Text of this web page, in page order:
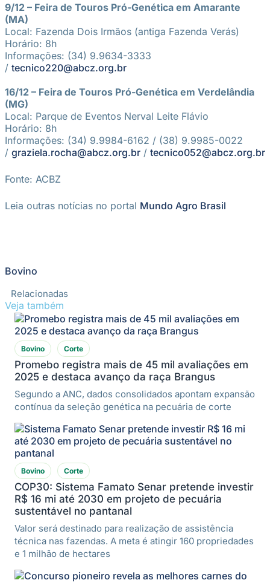
9/12 – Feira de Touros Pró-Genética em Amarante
(MA)
Local: Fazenda Dois Irmãos (antiga Fazenda Verás)
Horário: 8h
Informações: (34) 9.9634-3333
/ tecnico220@abcz.org.br
16/12 – Feira de Touros Pró-Genética em Verdelândia
(MG)
Local: Parque de Eventos Nerval Leite Flávio
Horário: 8h
Informações: (34) 9.9984-6162 / (38) 9.9985-0022
/ graziela.rocha@abcz.org.br / tecnico052@abcz.org.br
Fonte: ACBZ
Leia outras notícias no portal Mundo Agro Brasil
Bovino
Relacionadas
Veja também
Bovino Corte
Promebo registra mais de 45 mil avaliações em
2025 e destaca avanço da raça Brangus
Segundo a ANC, dados consolidados apontam expansão
contínua da seleção genética na pecuária de corte
Bovino Corte
COP30: Sistema Famato Senar pretende investir
R$ 16 mi até 2030 em projeto de pecuária
sustentável no pantanal
Valor será destinado para realização de assistência
técnica nas fazendas. A meta é atingir 160 propriedades
e 1 milhão de hectares